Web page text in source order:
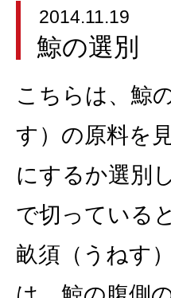
2014.11.19
鯨の選別
こちらは、鯨
す）の原料を
にするか選別
で切っている
畝須（うねす